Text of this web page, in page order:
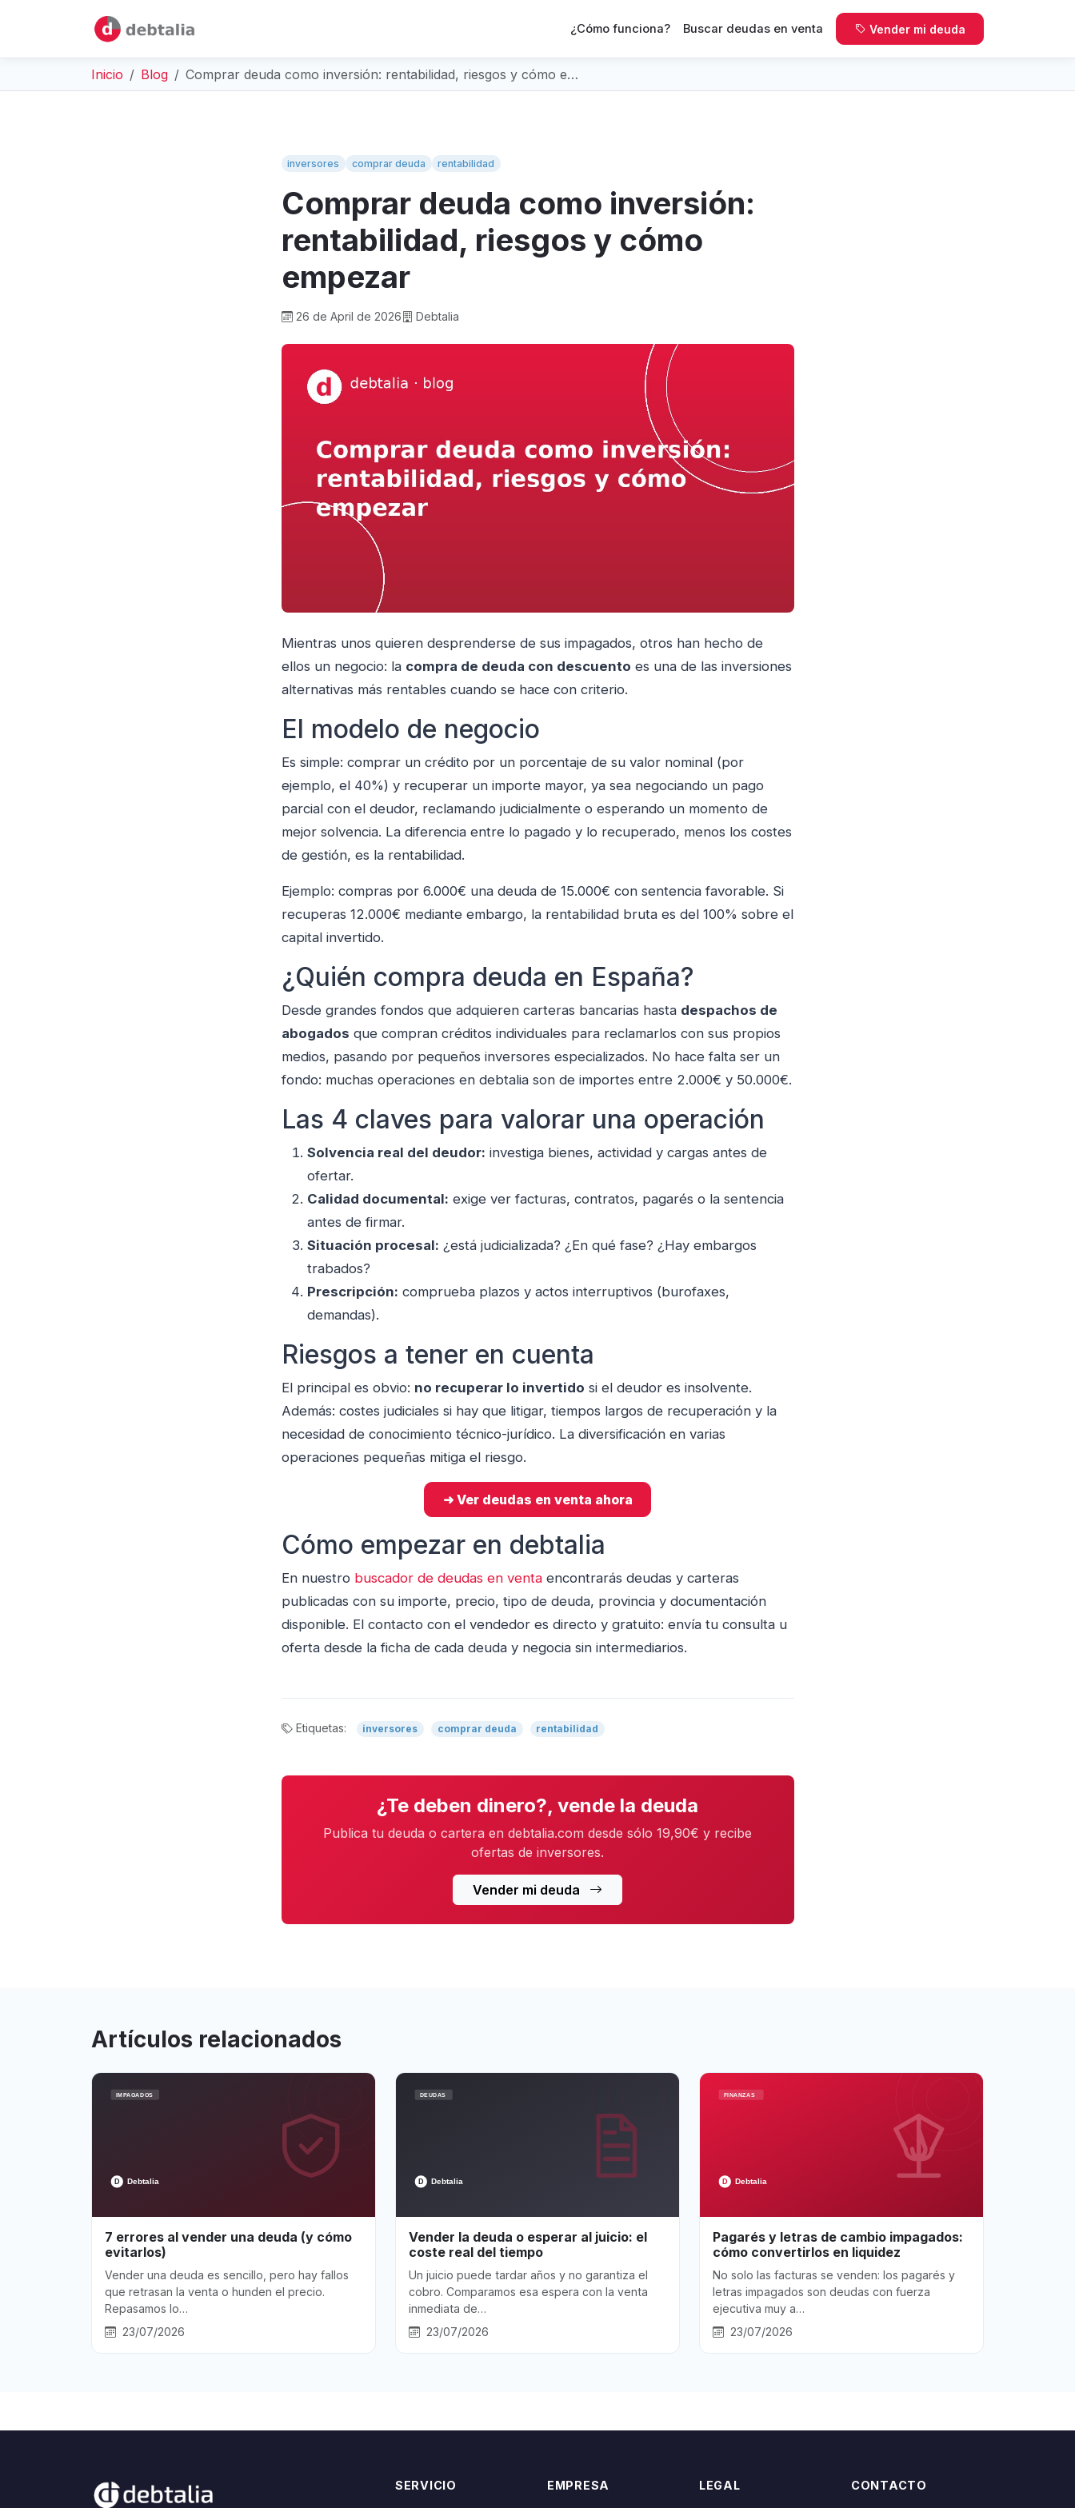
¿Cómo funciona? Buscar deudas en venta Vender mi deuda
Inicio Blog Comprar deuda como inversión: rentabilidad, riesgos y cómo e…
inversores comprar deuda rentabilidad
Comprar deuda como inversión:
rentabilidad, riesgos y cómo
empezar
26 de April de 2026 Debtalia
Mientras unos quieren desprenderse de sus impagados, otros han hecho de
ellos un negocio: la compra de deuda con descuento es una de las inversiones
alternativas más rentables cuando se hace con criterio.
El modelo de negocio
Es simple: comprar un crédito por un porcentaje de su valor nominal (por
ejemplo, el 40%) y recuperar un importe mayor, ya sea negociando un pago
parcial con el deudor, reclamando judicialmente o esperando un momento de
mejor solvencia. La diferencia entre lo pagado y lo recuperado, menos los costes
de gestión, es la rentabilidad.
Ejemplo: compras por 6.000€ una deuda de 15.000€ con sentencia favorable. Si
recuperas 12.000€ mediante embargo, la rentabilidad bruta es del 100% sobre el
capital invertido.
¿Quién compra deuda en España?
Desde grandes fondos que adquieren carteras bancarias hasta despachos de
abogados que compran créditos individuales para reclamarlos con sus propios
medios, pasando por pequeños inversores especializados. No hace falta ser un
fondo: muchas operaciones en debtalia son de importes entre 2.000€ y 50.000€.
Las 4 claves para valorar una operación
Solvencia real del deudor: investiga bienes, actividad y cargas antes de
ofertar.
Calidad documental: exige ver facturas, contratos, pagarés o la sentencia
antes de firmar.
Situación procesal: ¿está judicializada? ¿En qué fase? ¿Hay embargos
trabados?
Prescripción: comprueba plazos y actos interruptivos (burofaxes,
demandas).
Riesgos a tener en cuenta
El principal es obvio: no recuperar lo invertido si el deudor es insolvente.
Además: costes judiciales si hay que litigar, tiempos largos de recuperación y la
necesidad de conocimiento técnico-jurídico. La diversificación en varias
operaciones pequeñas mitiga el riesgo.
➜ Ver deudas en venta ahora
Cómo empezar en debtalia
En nuestro buscador de deudas en ventaencontrarás deudas y carteras
publicadas con su importe, precio, tipo de deuda, provincia y documentación
disponible. El contacto con el vendedor es directo y gratuito: envía tu consulta u
oferta desde la ficha de cada deuda y negocia sin intermediarios.
Etiquetas: inversores comprar deuda rentabilidad
¿Te deben dinero?, vende la deuda
Publica tu deuda o cartera en debtalia.com desde sólo 19,90€ y recibe
ofertas de inversores.
Vender mi deuda
Artículos relacionados
7 errores al vender una deuda (y cómo
evitarlos)
Vender una deuda es sencillo, pero hay fallos
que retrasan la venta o hunden el precio.
Repasamos lo…
23/07/2026
Vender la deuda o esperar al juicio: el
coste real del tiempo
Un juicio puede tardar años y no garantiza el
cobro. Comparamos esa espera con la venta
inmediata de…
23/07/2026
Pagarés y letras de cambio impagados:
cómo convertirlos en liquidez
No solo las facturas se venden: los pagarés y
letras impagados son deudas con fuerza
ejecutiva muy a…
23/07/2026
SERVICIO EMPRESA LEGAL CONTACTO